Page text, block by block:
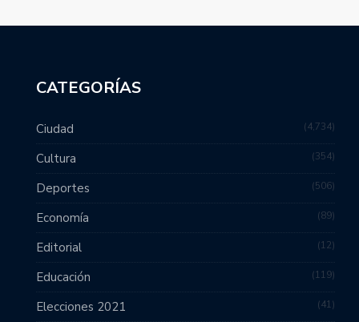
CATEGORÍAS
Ciudad 4,734
Cultura 354
Deportes 506
Economía 89
Editorial 12
Educación 119
Elecciones 2021 41